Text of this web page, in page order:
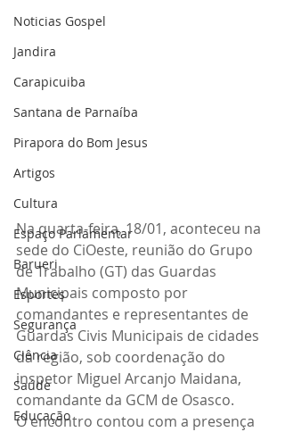
Noticias Gospel
Jandira
Carapicuiba
Santana de Parnaíba
Pirapora do Bom Jesus
Artigos
Cultura
Espaço Parlamentar
Barueri
Esportes
Segurança
Ciência
Saúde
Educação
Na quarta-feira, 18/01, aconteceu na
sede do CiOeste, reunião do Grupo
de Trabalho (GT) das Guardas
Municipais composto por
comandantes e representantes de
Guardas Civis Municipais de cidades
da região, sob coordenação do
inspetor Miguel Arcanjo Maidana,
comandante da GCM de Osasco.
O encontro contou com a presença